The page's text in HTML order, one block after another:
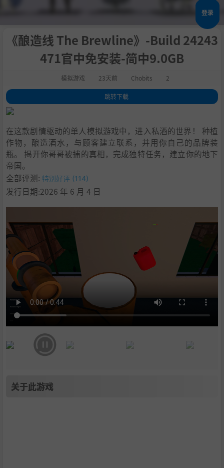
登录
《酿造线 The Brewline》-Build 24243
471官中免安装-简中9.0GB
模拟游戏 23天前 Chobits 2
跳转下载
1
3.支持作者
4 .学习
在这款剧情驱动的单人模拟游戏中，进入私酒的世界！ 种植
作物，酿造酒水，与顾客建立联系，并用你自己的品牌装
瓶。 揭开你哥哥被捕的真相，完成独特任务，建立你的地下
帝国。
全部评测: 特别好评 (114)
发行日期:2026 年 6 月 4 日
关于此游戏